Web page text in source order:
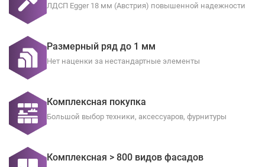
ЛДСП Egger 18 мм (Австрия) повышенной надежности
Размерный ряд до 1 мм
Нет наценки за нестандартные элементы
Комплексная покупка
Большой выбор техники, аксессуаров, фурнитуры
Комплексная > 800 видов фасадов